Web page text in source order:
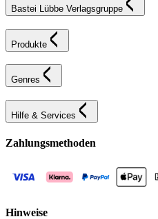
Bastei Lübbe Verlagsgruppe
Produkte
Genres
Hilfe & Services
Zahlungsmethoden
Hinweise